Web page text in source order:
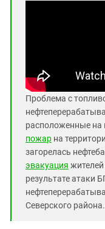
Проблема с
расположенные на
пожар на
загорелась
эвакуация
результате атаки
Северского